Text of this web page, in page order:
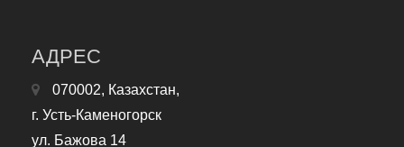
АДРЕС
070002, Казахстан,
г. Усть-Каменогорск
ул. Бажова 14